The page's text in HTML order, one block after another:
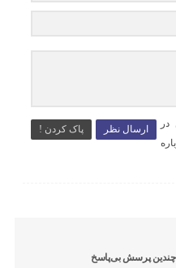
ارسال نظر پاک کردن !
در
چندین پرسش بی‌پاسخ